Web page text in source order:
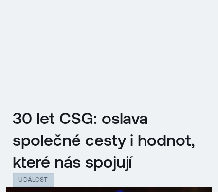
30 let CSG: oslava
společné cesty i hodnot,
které nás spojují
UDÁLOST